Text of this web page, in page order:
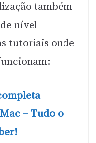
também
nível
tutoriais onde
– Tudo o